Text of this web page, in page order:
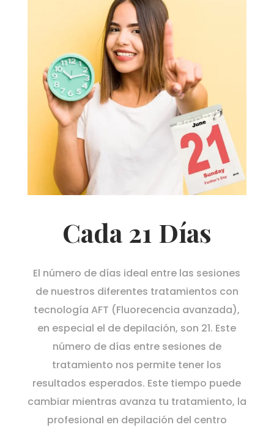
Cada 21 Días
El número de días ideal entre las sesiones
de nuestros diferentes tratamientos con
tecnología AFT (Fluorecencia avanzada),
en especial el de depilación, son 21. Este
número de días entre sesiones de
tratamiento nos permite tener los
resultados esperados. Este tiempo puede
cambiar mientras avanza tu tratamiento, la
profesional en depilación del centro